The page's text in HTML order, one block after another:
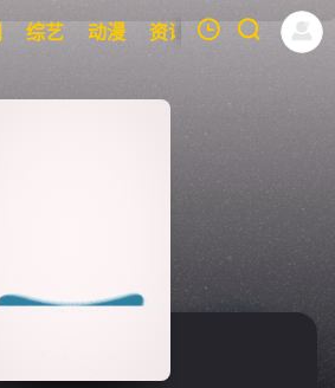
综艺 动漫 资讯 明星 周表